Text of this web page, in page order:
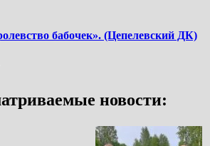
бабочек». (Цепелевский ДК)
новости: